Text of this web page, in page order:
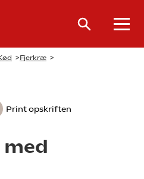
>Fjerkræ >
Print opskriften